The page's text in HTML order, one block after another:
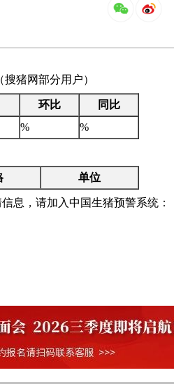
猪网部分用户）
环比
同比
%
%
单位
息，请加入中国生猪预警系统：